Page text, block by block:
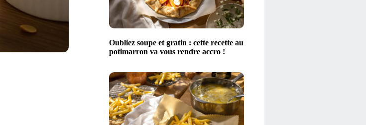
Oubliez soupe et gratin : cette recette au
potimarron va vous rendre accro !